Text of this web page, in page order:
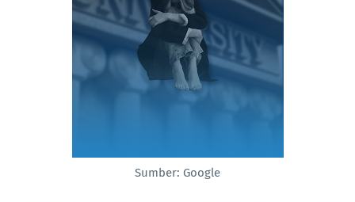
Sumber: Google